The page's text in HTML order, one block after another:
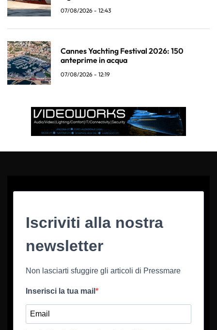
07/08/2026 - 12:43
Cannes Yachting Festival 2026: 150
anteprime in acqua
07/08/2026 - 12:19
Iscriviti alla nostra
newsletter
Non lasciarti sfuggire gli articoli di Pressmare
Inserisci la tua mail